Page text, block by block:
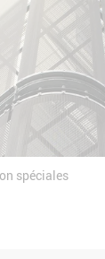
spéciales